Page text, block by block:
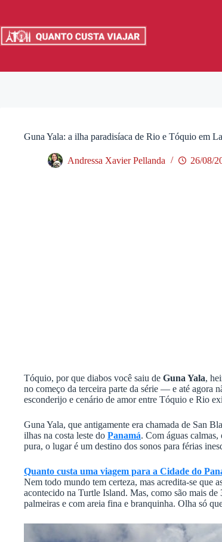
o
conteúdo
Guna Yala: a ilha paradisíaca de Rio e Tóquio em
Andressa Xavier Pellanda 26/08/
Tóquio, por que diabos você saiu de Guna Yala,
no começo da terceira parte da série — e até agora
esconderijo e cenário de amor entre Tóquio e Rio
Guna Yala, que antigamente era chamada de San
ilhas na costa leste do Panamá. Com águas
pura, o lugar é um destino dos sonos para férias
Quanto custa uma viagem para a Cidade do
Nem todo mundo tem certeza, mas acredita-se que
acontecido na Turtle Island. Mas, como são mais de
palmeiras e com areia fina e branquinha. Olha só